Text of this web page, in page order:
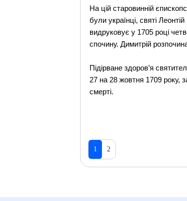
На цій старовинній
були українці, святі
видруковує у 1705 році
спочину. Димитрій
Підірване здоров’я
27 на 28 жовтня 1709 року,
смерті.
1 2